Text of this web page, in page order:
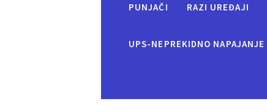
PUNJAČI RAZI UREĐAJI
UPS-NEPREKIDNO NAPAJANJE